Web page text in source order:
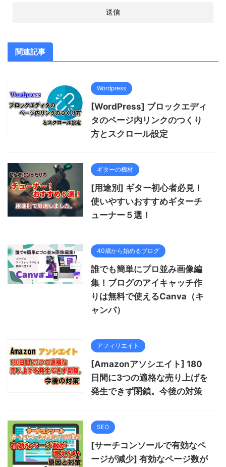
関連記事
Wordpress
[WordPress] ブロックエディ
タのページ内リンクのつくり
方とスクロール設定
ギターの機材
[用途別] ギター初心者必見！
使いやすいおすすめギターチ
ューナー５選！
40歳から始めるブログ
誰でも簡単にプロ並み画像編
集！ブログのアイキャッチ作
りは無料で使えるCanva（キ
ャンバ）
アフィリエイト
[Amazonアソシエイト] 180
日間に3つの適格な売り上げを
発生できず閉鎖。今後の対策
SEO
[サーチコンソールで有効なペ
ージが減少] 有効なページ数が